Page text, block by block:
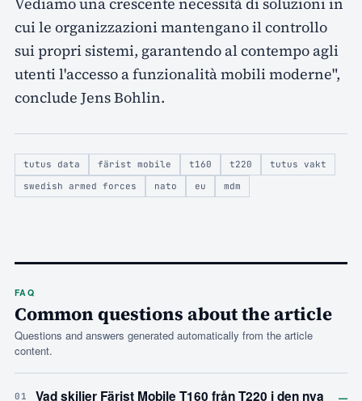
cui le organizzazioni mantengano il controllo
sui propri sistemi, garantendo al contempo agli
utenti l'accesso a funzionalità mobili moderne",
conclude Jens Bohlin.
tutus data färist mobile t160 t220
tutus vakt
swedish armed forces
nato eu mdm
FAQ
Common questions about the article
Questions and answers generated automatically from the article
content.
01
Vad skiljer Färist Mobile T160 från T220 i den nya